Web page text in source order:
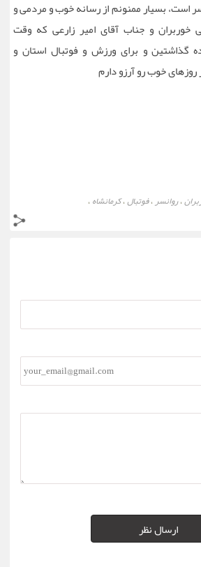
است، بسیار ممنونم از رسانه خوب و مردمی و
و جناب آقای امیر زارعی که وقت
گذاشتین و برای ورزش و فوتبال استان و
خوب رو آرزو دارم
،روانسر،فوتبال،کرمانشاه ،
ارسال نظر